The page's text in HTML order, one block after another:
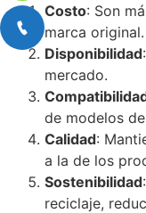
Costo: Son
marca original.
Disponibilidad
mercado.
de modelos
Calidad:
a la de los
Sostenibilidad
reciclaje,